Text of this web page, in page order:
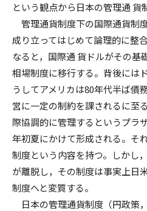
という観点から日本の管理通 貨
管理通貨制度下の国際通貨制
成り立ってはじめて論理的に整
なると，国際通 貨ドルがその
相場制度に移行する。背後には
うしてアメリカは80年代半ば債
営に一定の制約を課されるに至
際協調的に管理するというプラ
年初夏にかけて形成される。そ
制度という内容を持つ。しかし
が離脱し，その制度は事実上日
制度へと変質する。
日本の管理通貨制度（円政策